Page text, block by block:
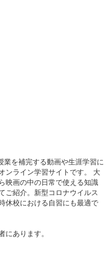
を補完する動画や生涯学習に
ンライン学習サイトです。 大
映画の中の日常で使える知識
ご紹介。新型コロナウイルス
休校における自習にも最適で
あります。